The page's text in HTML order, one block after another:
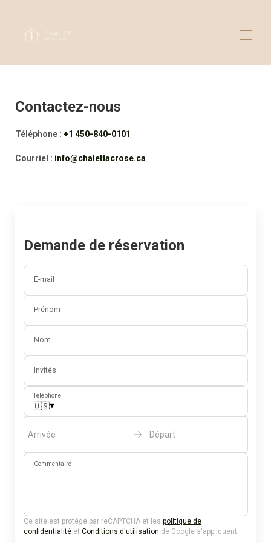
Le chalet
Contactez-nous
Contactez-nous
Téléphone : +1 450-840-0101
Courriel : info@chaletlacrose.ca
Demande de réservation
E-mail
Prénom
Nom
Invités
Téléphone
🇺🇸▾
Arrivée Départ
Commentaire
Ce site est protégé par reCAPTCHA et les politique de
confidentialitéet Conditions d'utilisation de Google s'appliquent.